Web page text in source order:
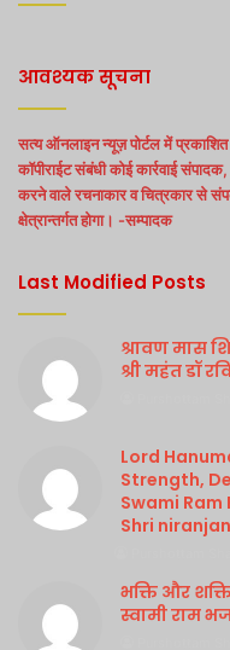
आवश्यक सूचना
सत्य ऑनलाइन न्यूज़ पोर्टल में
कॉपीराईट संबंधी कोई कार्रवाई
करने वाले रचनाकार व चित्रकार से
क्षेत्रान्तर्गत होगा। -सम्पादक
Last Modified Posts
श्रावण मास
श्री महंत डॉ
Lord
Strength,
Swami
Shri
भक्ति और
स्वामी राम